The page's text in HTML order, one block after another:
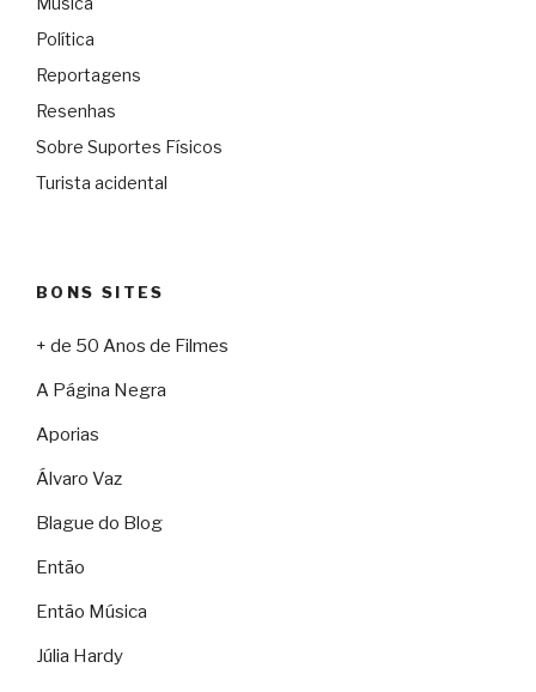
Política
Reportagens
Resenhas
Sobre Suportes Físicos
Turista acidental
BONS SITES
+ de 50 Anos de Filmes
A Página Negra
Aporias
Álvaro Vaz
Blague do Blog
Então
Então Música
Júlia Hardy